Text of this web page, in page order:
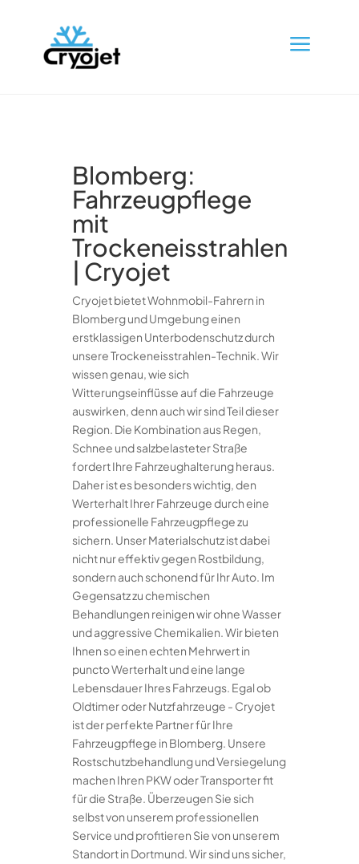
a
Blomberg:
Fahrzeugpflege
mit
Trockeneisstrahlen
| Cryojet
Cryojet bietet Wohnmobil-Fahrern in
Blomberg und Umgebung einen
erstklassigen Unterbodenschutz durch
unsere Trockeneisstrahlen-Technik. Wir
wissen genau, wie sich
Witterungseinflüsse auf die Fahrzeuge
auswirken, denn auch wir sind Teil dieser
Region. Die Kombination aus Regen,
Schnee und salzbelasteter Straße
fordert Ihre Fahrzeughalterung heraus.
Daher ist es besonders wichtig, den
Werterhalt Ihrer Fahrzeuge durch eine
professionelle Fahrzeugpflege zu
sichern. Unser Materialschutz ist dabei
nicht nur effektiv gegen Rostbildung,
sondern auch schonend für Ihr Auto. Im
Gegensatz zu chemischen
Behandlungen reinigen wir ohne Wasser
und aggressive Chemikalien. Wir bieten
Ihnen so einen echten Mehrwert in
puncto Werterhalt und eine lange
Lebensdauer Ihres Fahrzeugs. Egal ob
Oldtimer oder Nutzfahrzeuge - Cryojet
ist der perfekte Partner für Ihre
Fahrzeugpflege in Blomberg. Unsere
Rostschutzbehandlung und Versiegelung
machen Ihren PKW oder Transporter fit
für die Straße. Überzeugen Sie sich
selbst von unserem professionellen
Service und profitieren Sie von unserem
Standort in Dortmund. Wir sind uns sicher,